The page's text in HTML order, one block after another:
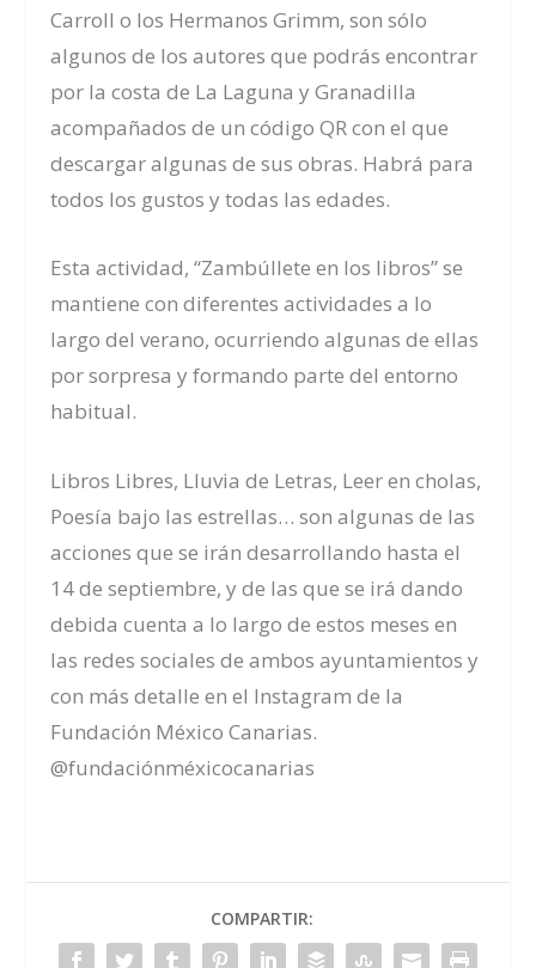
Carroll o los Hermanos Grimm, son sólo
algunos de los autores que podrás encontrar
por la costa de La Laguna y Granadilla
acompañados de un código QR con el que
descargar algunas de sus obras. Habrá para
todos los gustos y todas las edades.
Esta actividad, “Zambúllete en los libros” se
mantiene con diferentes actividades a lo
largo del verano, ocurriendo algunas de ellas
por sorpresa y formando parte del entorno
habitual.
Libros Libres, Lluvia de Letras, Leer en cholas,
Poesía bajo las estrellas… son algunas de las
acciones que se irán desarrollando hasta el
14 de septiembre, y de las que se irá dando
debida cuenta a lo largo de estos meses en
las redes sociales de ambos ayuntamientos y
con más detalle en el Instagram de la
Fundación México Canarias.
@fundaciónméxicocanarias
COMPARTIR: